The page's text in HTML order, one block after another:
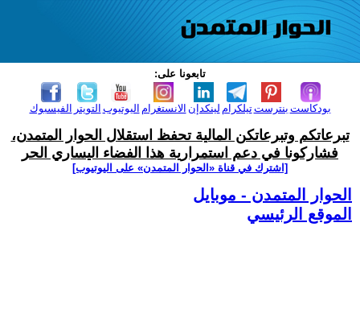
تابعونا على:
الفيسبوك التويتر اليوتيوب الانستغرام لينكدإن تيلكرامبنترست بودكاست
تبرعاتكم وتبرعاتكن المالية تحفظ استقلال الحوار المتمدن،
فشاركونا في دعم استمرارية هذا الفضاء اليساري الحر
[اشترك في قناة ‫«الحوار المتمدن» على اليوتيوب]
الحوار المتمدن - موبايل
الموقع الرئيسي